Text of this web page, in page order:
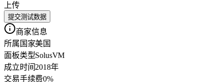
上传
提交测试数据
商家信息
所属国家美国
面板类型SolusVM
成立时间2018年
交易手续费0%